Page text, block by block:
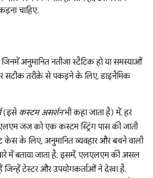
चाहिए.
अनुमानित नतीजा स्टैटिक हो या समस्याओं
सटीक तरीके से पकड़ने के लिए, डाइनैमिक
(इसे कस्टम असर्शनभी कहा जाता है) में, हर
जज को एक कस्टम स्ट्रिंग पास की जाती
के लिए, अनुमानित व्यवहार और बचने वाली
में बताया जाता है. इसमें, एलएलएम की असल
जिन्हें टेस्टर और उपयोगकर्ताओं ने देखा है.